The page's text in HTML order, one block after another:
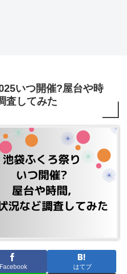
いつ開催?屋台や時
査してみた
Facebook はてブ